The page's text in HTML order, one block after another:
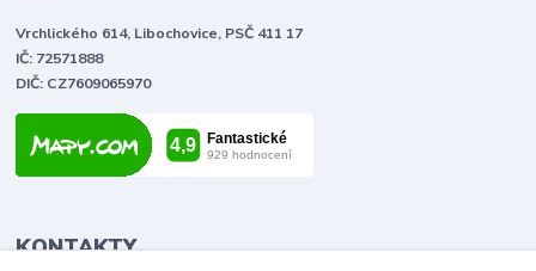
Vrchlického 614, Libochovice, PSČ 411 17
IČ: 72571888
DIČ: CZ7609065970
KONTAKTY